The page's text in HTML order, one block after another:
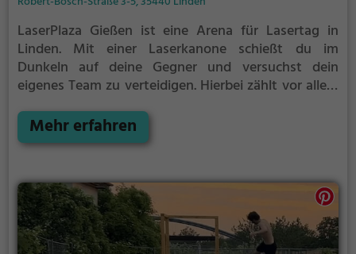
LaserPlaza Gießen ist eine Arena für Lasertag in
Linden. Mit einer Laserkanone schießt du im
Dunkeln auf deine Gegner und versuchst dein
eigenes Team zu verteidigen. Hierbei zählt vor allem
sonst läufst du Gefahr von deinen Gegenspielern
getroffen zu werden.
Mehr erfahren